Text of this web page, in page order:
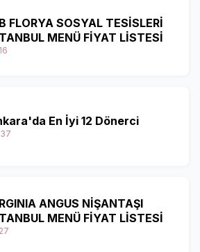
FLORYA SOSYAL TESİSLERİ
MENÜ FİYAT LİSTESİ
En İyi 12 Dönerci
ANGUS NİŞANTAŞI
MENÜ FİYAT LİSTESİ